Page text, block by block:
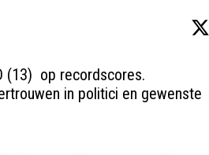
(13)  op recordscores.
in politici en gewenste